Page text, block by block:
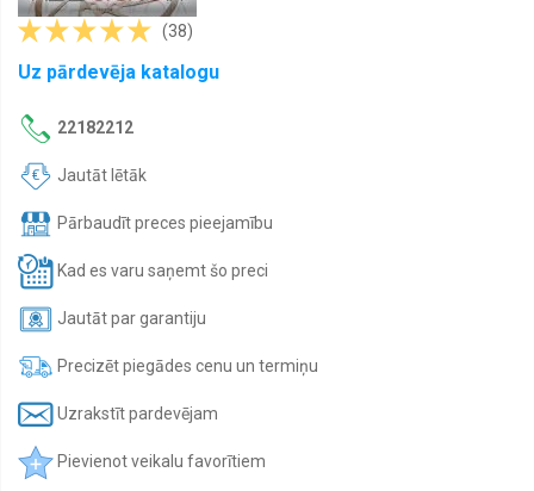
Lukturi
kravas
automašīnām
Miglas
lukturi
kravas
automašīnām
Pagrieziena
lukturi
kravas
automašīnām
Papildlukturi
Spārni
Spārnu
sargi
Remontdaļas
Remontdaļas
(38)
Uz pārdevēja katalogu
22182212
Jautāt lētāk
Pārbaudīt preces pieejamību
Kad es varu saņemt šo preci
Jautāt par garantiju
Precizēt piegādes cenu un termiņu
Uzrakstīt pardevējam
Pievienot veikalu favorītiem